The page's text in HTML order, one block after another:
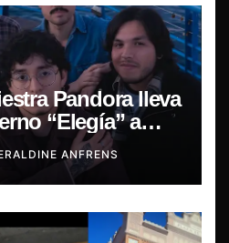
Pandora lleva
“Elegía” a
ANFRENS